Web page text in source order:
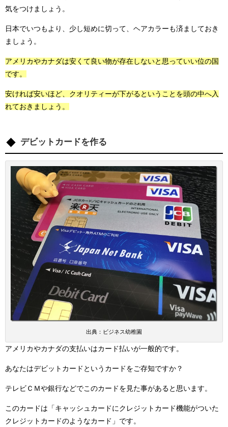
気をつけましょう。
日本でいつもより、少し短めに切って、ヘアカラーも済ましておき
ましょう。
アメリカやカナダは安くて良い物が存在しないと思っていい位の国
です。
安ければ安いほど、クオリティーが下がるということを頭の中へ入
れておきましょう。
デビットカードを作る
出典：ビジネス幼稚園
アメリカやカナダの支払いはカード払いが一般的です。
あなたはデビットカードというカードをご存知ですか？
テレビＣＭや銀行などでこのカードを見た事があると思います。
このカードは「キャッシュカードにクレジットカード機能がついた
クレジットカードのようなカード」です。